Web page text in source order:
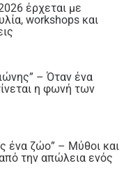
έρχεται με
workshops και
– Όταν ένα
η φωνή των
ένα ζώο” – Μύθοι και
την απώλεια ενός